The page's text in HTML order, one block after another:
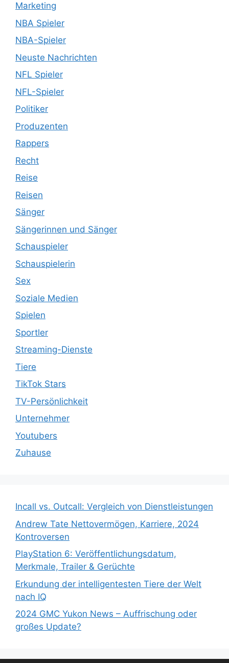
Marketing
NBA Spieler
NBA-Spieler
Neuste Nachrichten
NFL Spieler
NFL-Spieler
Politiker
Produzenten
Rappers
Recht
Reise
Reisen
Sänger
Sängerinnen und Sänger
Schauspieler
Schauspielerin
Sex
Soziale Medien
Spielen
Sportler
Streaming-Dienste
Tiere
TikTok Stars
TV-Persönlichkeit
Unternehmer
Youtubers
Zuhause
Incall vs. Outcall: Vergleich von Dienstleistungen
Andrew Tate Nettovermögen, Karriere, 2024
Kontroversen
PlayStation 6: Veröffentlichungsdatum,
Merkmale, Trailer & Gerüchte
Erkundung der intelligentesten Tiere der Welt
nach IQ
2024 GMC Yukon News – Auffrischung oder
großes Update?